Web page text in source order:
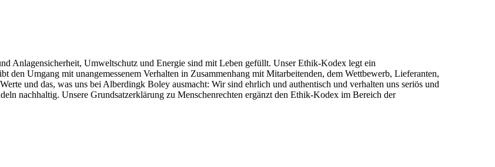
Anlagensicherheit, Umweltschutz und Energie sind mit Leben gefüllt. Unser Ethik-Kodex legt ein
den Umgang mit unangemessenem Verhalten in Zusammenhang mit Mitarbeitenden, dem Wettbewerb, Lieferanten,
und das, was uns bei Alberdingk Boley ausmacht: Wir sind ehrlich und authentisch und verhalten uns seriös und
nachhaltig. Unsere Grundsatzerklärung zu Menschenrechten ergänzt den Ethik-Kodex im Bereich der